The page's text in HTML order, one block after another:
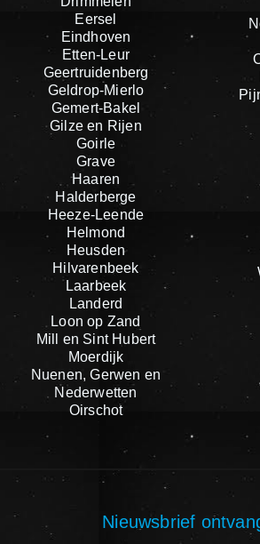
Eersel
Eindhoven
Etten-Leur
Geertruidenberg
Geldrop-Mierlo
Gemert-Bakel
Gilze en Rijen
Goirle
Grave
Haaren
Halderberge
Heeze-Leende
Helmond
Heusden
Hilvarenbeek
Laarbeek
Landerd
Loon op Zand
Mill en Sint Hubert
Moerdijk
Nuenen, Gerwen en
Nederwetten
Oirschot
Nieuwsbrief